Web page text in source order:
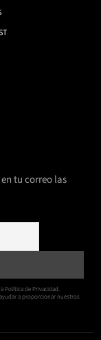
tu correo las
Política de Privacidad.
a proporcionar nuestros